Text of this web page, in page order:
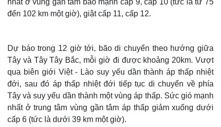
Thế giới
Quan sát
Cuộc sống đó đây
Multimedia
Video
Ảnh
nhất ở vùng gần tâm bão mạnh cấp 9, cấp 10 (tức là từ 75
đến 102 km một giờ), giật cấp 11, cấp 12.
Dự báo trong 12 giờ tới, bão di chuyển theo hướng giữa
Tây và Tây Tây Bắc, mỗi giờ đi được khoảng 20km. Vượt
qua biên giới Việt - Lào suy yếu dần thành áp thấp nhiệt
đới, sau đó áp thấp nhiệt đới tiếp tục di chuyển về phía
Tây và suy yếu dần thành một vùng áp thấp. Sức gió mạnh
nhất ở trung tâm vùng gần tâm áp thấp giảm xuống dưới
cấp 6 (tức là dưới 39 km một giờ).